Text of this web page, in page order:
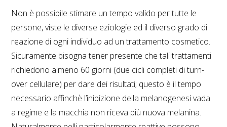
Non è possibile stimare un tempo valido per tutte le
persone, viste le diverse eziologie ed il diverso grado di
reazione di ogni individuo ad un trattamento cosmetico.
Sicuramente bisogna tener presente che tali trattamenti
richiedono almeno 60 giorni (due cicli completi di turn-
over cellulare) per dare dei risultati; questo è il tempo
necessario affinchè l’inibizione della melanogenesi vada
a regime e la macchia non riceva più nuova melanina.